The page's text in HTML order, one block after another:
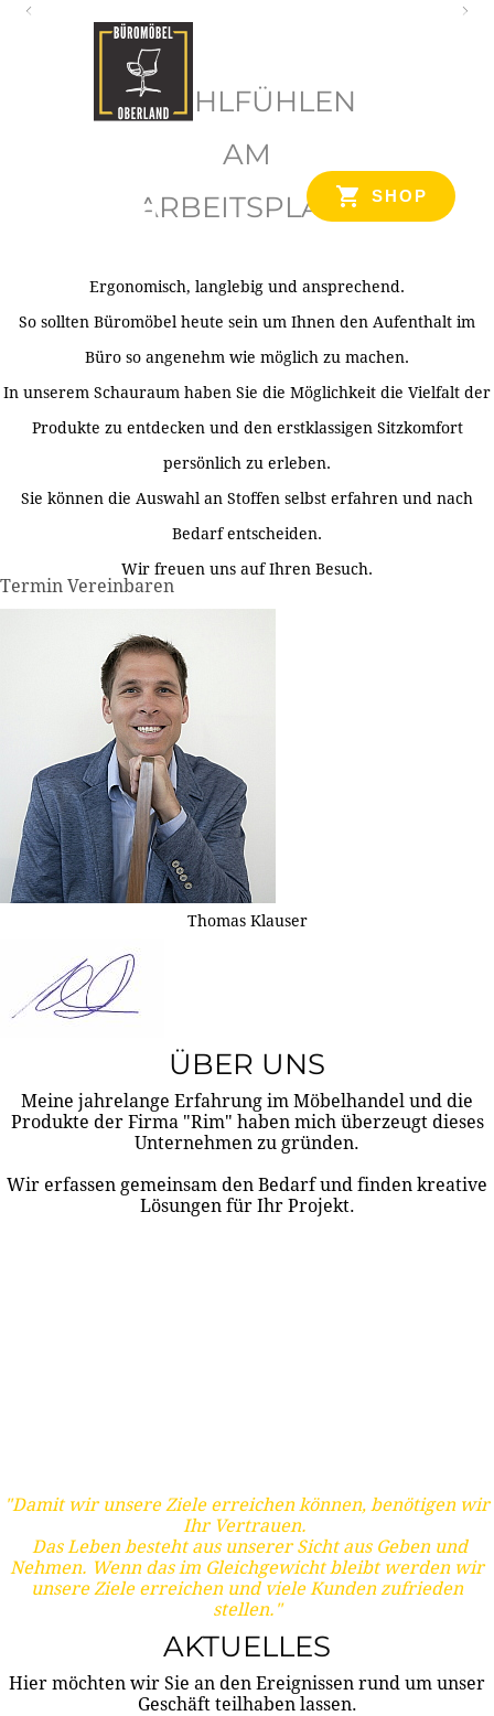
SHOP
WOHLFÜHLEN
AM
ARBEITSPLATZ
Ergonomisch, langlebig und ansprechend.
So sollten Büromöbel heute sein um Ihnen den Aufenthalt im
Büro so angenehm wie möglich zu machen.
In unserem Schauraum haben Sie die Möglichkeit die Vielfalt der
Produkte zu entdecken und den erstklassigen Sitzkomfort
persönlich zu erleben.
Sie können die Auswahl an Stoffen selbst erfahren und nach
Bedarf entscheiden.
Wir freuen uns auf Ihren Besuch.
Termin Vereinbaren
Thomas Klauser
ÜBER UNS
Meine jahrelange Erfahrung im Möbelhandel und die
Produkte der Firma "Rim" haben mich überzeugt dieses
Unternehmen zu gründen.
Wir erfassen gemeinsam den Bedarf und finden kreative
Lösungen für Ihr Projekt.
"Damit wir unsere Ziele erreichen können, benötigen wir
Ihr Vertrauen.
Das Leben besteht aus unserer Sicht aus Geben und
Nehmen. Wenn das im Gleichgewicht bleibt werden wir
unsere Ziele erreichen und viele Kunden zufrieden
stellen."
AKTUELLES
Hier möchten wir Sie an den Ereignissen rund um unser
Geschäft teilhaben lassen.